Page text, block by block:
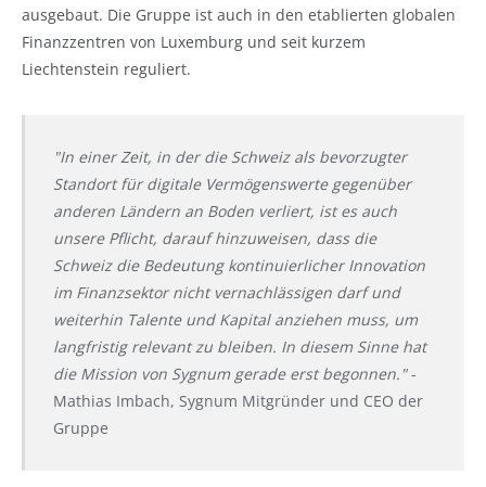
ausgebaut. Die Gruppe ist auch in den etablierten globalen
Finanzzentren von Luxemburg und seit kurzem
Liechtenstein reguliert.
"In einer Zeit, in der die Schweiz als bevorzugter
Standort für digitale Vermögenswerte gegenüber
anderen Ländern an Boden verliert, ist es auch
unsere Pflicht, darauf hinzuweisen, dass die
Schweiz die Bedeutung kontinuierlicher Innovation
im Finanzsektor nicht vernachlässigen darf und
weiterhin Talente und Kapital anziehen muss, um
langfristig relevant zu bleiben. In diesem Sinne hat
die Mission von Sygnum gerade erst begonnen."-
Mathias Imbach, Sygnum Mitgründer und CEO der
Gruppe